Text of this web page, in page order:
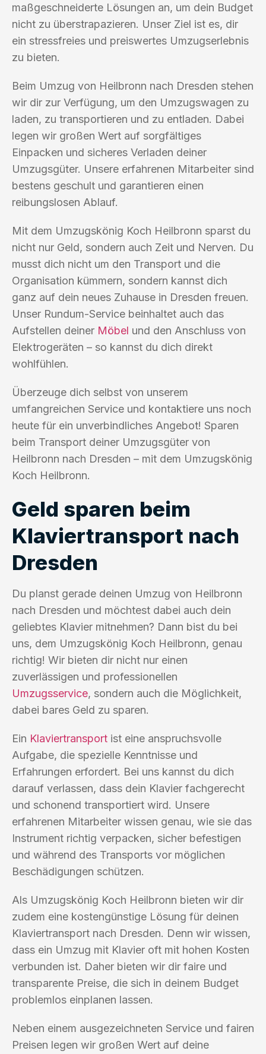
maßgeschneiderte Lösungen an, um dein Budget
nicht zu überstrapazieren. Unser Ziel ist es, dir
ein stressfreies und preiswertes Umzugserlebnis
zu bieten.
Beim Umzug von Heilbronn nach Dresden stehen
wir dir zur Verfügung, um den Umzugswagen zu
laden, zu transportieren und zu entladen. Dabei
legen wir großen Wert auf sorgfältiges
Einpacken und sicheres Verladen deiner
Umzugsgüter. Unsere erfahrenen Mitarbeiter sind
bestens geschult und garantieren einen
reibungslosen Ablauf.
Mit dem Umzugskönig Koch Heilbronn sparst du
nicht nur Geld, sondern auch Zeit und Nerven. Du
musst dich nicht um den Transport und die
Organisation kümmern, sondern kannst dich
ganz auf dein neues Zuhause in Dresden freuen.
Unser Rundum-Service beinhaltet auch das
Aufstellen deiner Möbel und den Anschluss von
Elektrogeräten – so kannst du dich direkt
wohlfühlen.
Überzeuge dich selbst von unserem
umfangreichen Service und kontaktiere uns noch
heute für ein unverbindliches Angebot! Sparen
beim Transport deiner Umzugsgüter von
Heilbronn nach Dresden – mit dem Umzugskönig
Koch Heilbronn.
Geld sparen beim
Klaviertransport nach
Dresden
Du planst gerade deinen Umzug von Heilbronn
nach Dresden und möchtest dabei auch dein
geliebtes Klavier mitnehmen? Dann bist du bei
uns, dem Umzugskönig Koch Heilbronn, genau
richtig! Wir bieten dir nicht nur einen
zuverlässigen und professionellen
Umzugsservice, sondern auch die Möglichkeit,
dabei bares Geld zu sparen.
Ein Klaviertransport ist eine anspruchsvolle
Aufgabe, die spezielle Kenntnisse und
Erfahrungen erfordert. Bei uns kannst du dich
darauf verlassen, dass dein Klavier fachgerecht
und schonend transportiert wird. Unsere
erfahrenen Mitarbeiter wissen genau, wie sie das
Instrument richtig verpacken, sicher befestigen
und während des Transports vor möglichen
Beschädigungen schützen.
Als Umzugskönig Koch Heilbronn bieten wir dir
zudem eine kostengünstige Lösung für deinen
Klaviertransport nach Dresden. Denn wir wissen,
dass ein Umzug mit Klavier oft mit hohen Kosten
verbunden ist. Daher bieten wir dir faire und
transparente Preise, die sich in deinem Budget
problemlos einplanen lassen.
Neben einem ausgezeichneten Service und fairen
Preisen legen wir großen Wert auf deine